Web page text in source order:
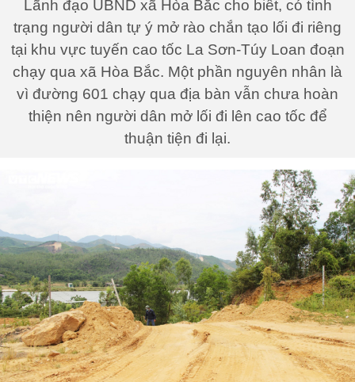
Lãnh đạo UBND xã Hòa Bắc cho biết, có tình
trạng người dân tự ý mở rào chắn tạo lối đi riêng
tại khu vực tuyến cao tốc La Sơn-Túy Loan đoạn
chạy qua xã Hòa Bắc. Một phần nguyên nhân là
vì đường 601 chạy qua địa bàn vẫn chưa hoàn
thiện nên người dân mở lối đi lên cao tốc để
thuận tiện đi lại.